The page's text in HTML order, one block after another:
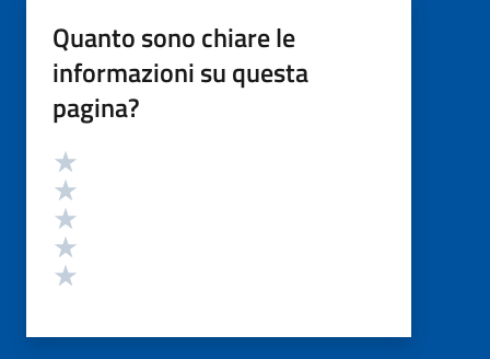
Quanto sono chiare le
informazioni su questa
pagina?
Valutazione